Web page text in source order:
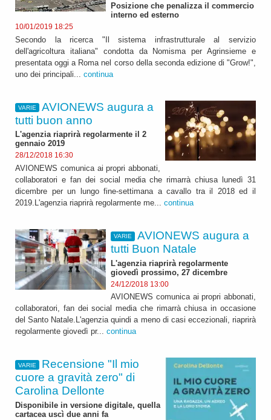
Posizione che penalizza il commercio
interno ed esterno
10/01/2019 18:25
Secondo la ricerca "Il sistema infrastrutturale al servizio
dell'agricoltura italiana" condotta da Nomisma per Agrinsieme e
presentata oggi a Roma nel corso della seconda edizione di "Grow!",
uno dei principali... continua
VARIE
AVIONEWS augura a
tutti buon anno
L'agenzia riaprirà regolarmente il 2
gennaio 2019
28/12/2018 16:30
AVIONEWS comunica ai propri abbonati,
collaboratori e fan dei social media che rimarrà chiusa lunedì 31
dicembre per un lungo fine-settimana a cavallo tra il 2018 ed il
2019.L'agenzia riaprirà regolarmente me... continua
VARIE
AVIONEWS augura a
tutti Buon Natale
L'agenzia riaprirà regolarmente
giovedì prossimo, 27 dicembre
24/12/2018 13:00
AVIONEWS comunica ai propri abbonati,
collaboratori, fan dei social media che rimarrà chiusa in occasione
del Santo Natale.L'agenzia quindi a meno di casi eccezionali, riaprirà
regolarmente giovedì pr... continua
VARIE
Recensione "Il mio
cuore a gravità zero" di
Carolina Dellonte
Disponibile in versione digitale, quella
cartacea uscì due anni fa